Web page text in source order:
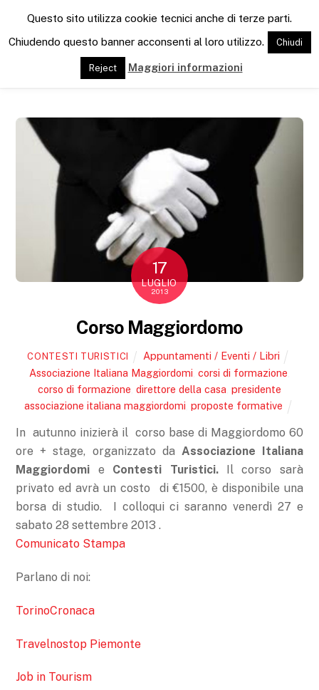
e
n
u
17
LUGLIO
2013
Corso Maggiordomo
CONTESTI TURISTICI
Appuntamenti / Eventi / Libri
Associazione Italiana Maggiordomi corsi di formazione
corso di formazione direttore della casa presidente
associazione italiana maggiordomi proposte formative
In autunno inizierà il corso base di Maggiordomo 60
ore + stage, organizzato da Associazione Italiana
Maggiordomi e Contesti Turistici.Il corso sarà
privato ed avrà un costo di €1500, è disponibile una
borsa di studio. I colloqui ci saranno venerdì 27 e
sabato 28 settembre 2013 .
Comunicato Stampa
Parlano di noi:
TorinoCronaca
Travelnostop Piemonte
Job in Tourism
Questo sito utilizza cookie tecnici anche di terze parti.
Chiudendo questo banner acconsenti al loro utilizzo.
Chiudi
Reject Maggiori informazioni